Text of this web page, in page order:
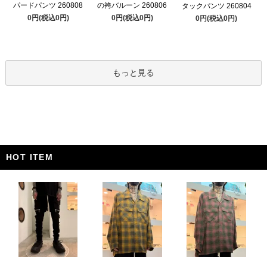
パードパンツ 260808
0円(税込0円)
の袴バルーン 260806
0円(税込0円)
タックパンツ 260804
0円(税込0円)
もっと見る
HOT ITEM